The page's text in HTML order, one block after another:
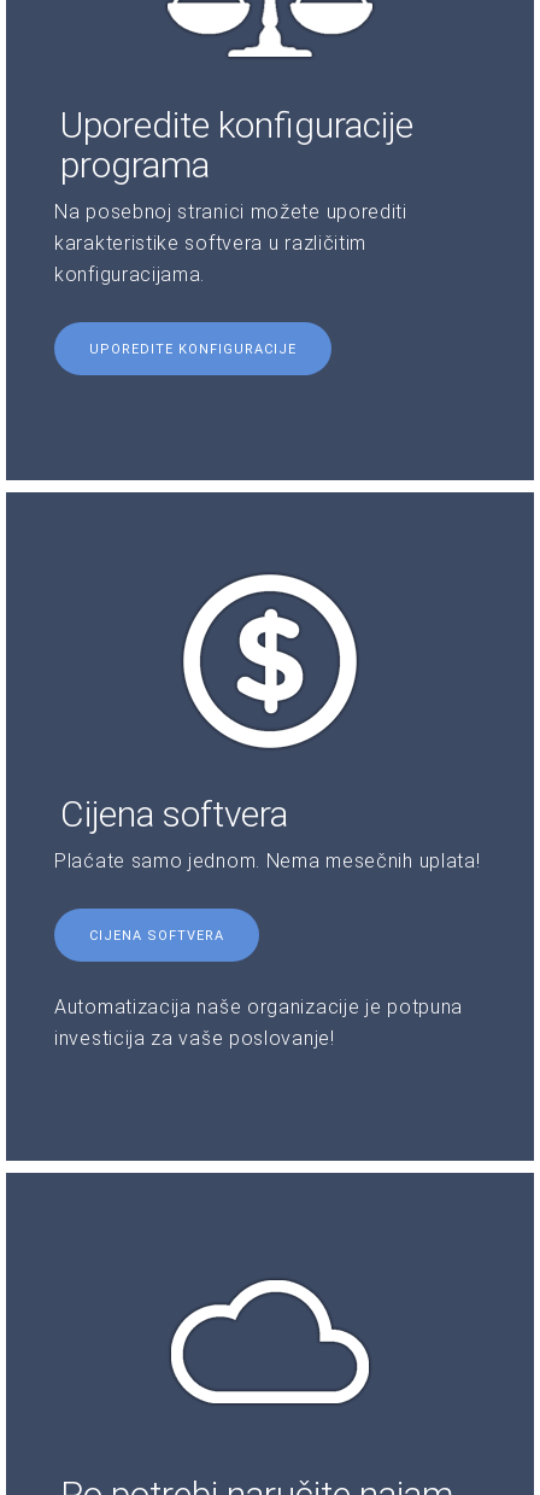
Uporedite konfiguracije
programa
Na posebnoj stranici možete uporediti
karakteristike softvera u različitim
konfiguracijama.
UPOREDITE KONFIGURACIJE
Cijena softvera
Plaćate samo jednom. Nema mesečnih uplata!
CIJENA SOFTVERA
Automatizacija naše organizacije je potpuna
investicija za vaše poslovanje!